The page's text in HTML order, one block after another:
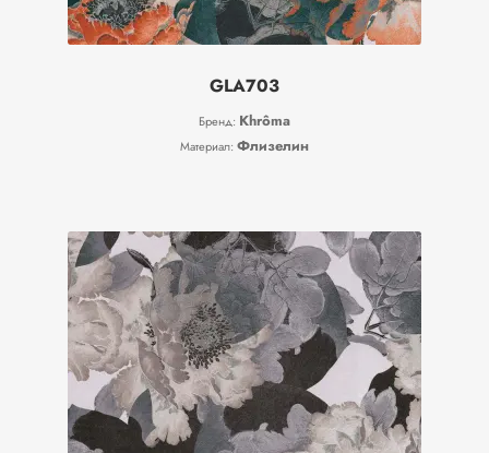
GLA703
Бренд: Khrôma
Материал: Флизелин